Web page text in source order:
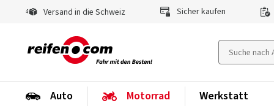
Versand in die Schweiz Sicher kaufen
Auto
Motorrad
Werkstatt